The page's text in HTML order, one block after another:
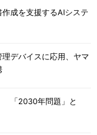
成を支援するAIシステ
デバイスに応用、ヤマ
「2030年問題」と